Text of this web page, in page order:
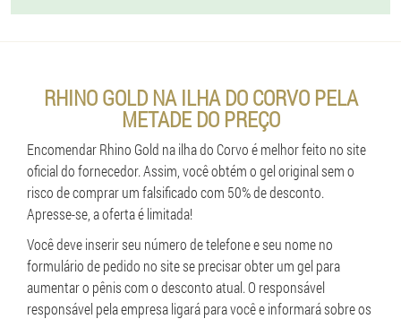
RHINO GOLD NA ILHA DO CORVO PELA
METADE DO PREÇO
Encomendar Rhino Gold na ilha do Corvo é melhor feito no site
oficial do fornecedor. Assim, você obtém o gel original sem o
risco de comprar um falsificado com 50% de desconto.
Apresse-se, a oferta é limitada!
Você deve inserir seu número de telefone e seu nome no
formulário de pedido no site se precisar obter um gel para
aumentar o pênis com o desconto atual. O responsável
responsável pela empresa ligará para você e informará sobre os